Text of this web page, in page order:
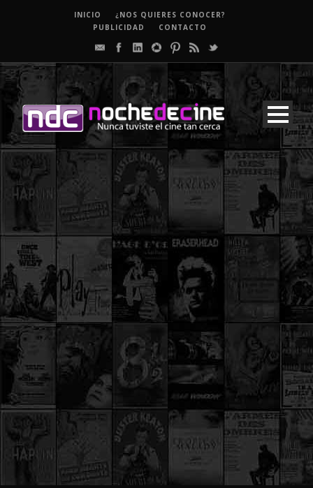
INICIO
¿NOS QUIERES CONOCER?
PUBLICIDAD
CONTACTO